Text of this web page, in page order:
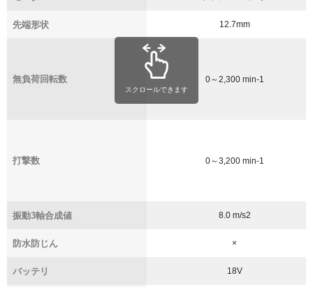
先端形状 12.7mm
無負荷回転数 0～2,300 min-1
打撃数 0～3,200 min-1
振動3軸合成値 8.0 m/s2
防水防じん ×
バッテリ 18V
スクロールできます